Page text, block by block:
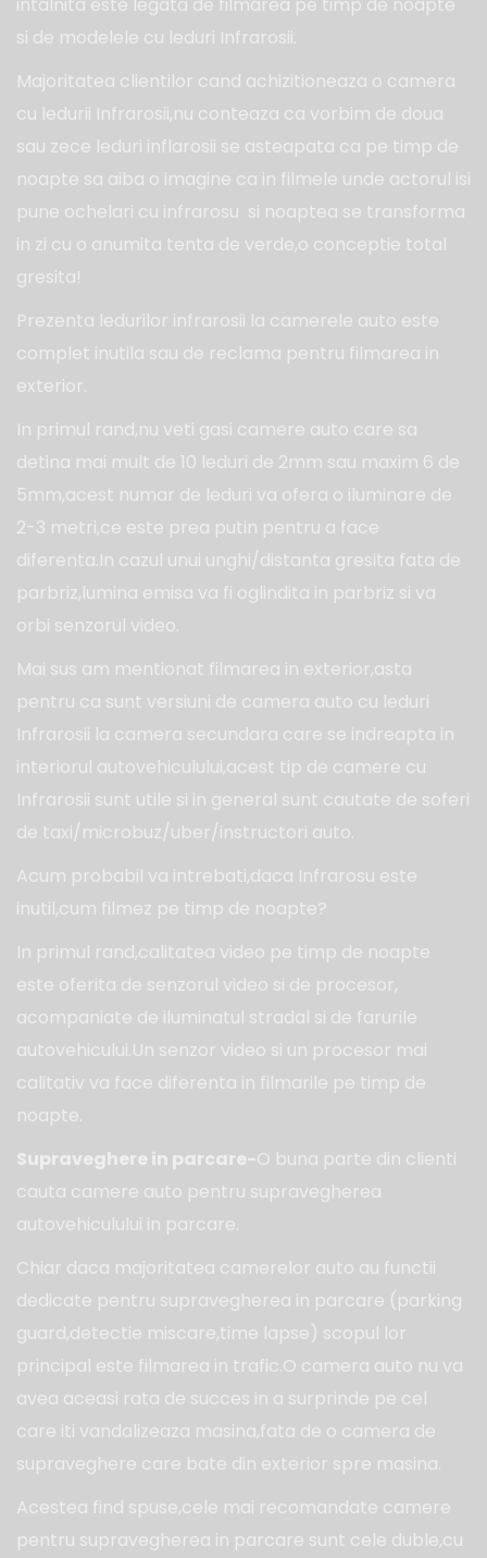
si de modelele cu leduri Infrarosii.
Majoritatea clientilor cand achizitioneaza o camera
cu ledurii Infrarosii,nu conteaza ca vorbim de doua
sau zece leduri inflarosii se asteapata ca pe timp de
noapte sa aiba o imagine ca in filmele unde actorul isi
pune ochelari cu infrarosu si noaptea se transforma
in zi cu o anumita tenta de verde,o conceptie total
gresita!
Prezenta ledurilor infrarosii la camerele auto este
complet inutila sau de reclama pentru filmarea in
exterior.
In primul rand,nu veti gasi camere auto care sa
detina mai mult de 10 leduri de 2mm sau maxim 6 de
5mm,acest numar de leduri va ofera o iluminare de
2-3 metri,ce este prea putin pentru a face
diferenta.In cazul unui unghi/distanta gresita fata de
parbriz,lumina emisa va fi oglindita in parbriz si va
orbi senzorul video.
Mai sus am mentionat filmarea in exterior,asta
pentru ca sunt versiuni de camera auto cu leduri
Infrarosii la camera secundara care se indreapta in
interiorul autovehiculului,acest tip de camere cu
Infrarosii sunt utile si in general sunt cautate de soferi
de taxi/microbuz/uber/instructori auto.
Acum probabil va intrebati,daca Infrarosu este
inutil,cum filmez pe timp de noapte?
In primul rand,calitatea video pe timp de noapte
este oferita de senzorul video si de procesor,
acompaniate de iluminatul stradal si de farurile
autovehicului.Un senzor video si un procesor mai
calitativ va face diferenta in filmarile pe timp de
noapte.
Supraveghere in parcare-O buna parte din clienti
cauta camere auto pentru supravegherea
autovehiculului in parcare.
Chiar daca majoritatea camerelor auto au functii
dedicate pentru supravegherea in parcare (parking
guard,detectie miscare,time lapse) scopul lor
principal este filmarea in trafic.O camera auto nu va
avea aceasi rata de succes in a surprinde pe cel
care iti vandalizeaza masina,fata de o camera de
supraveghere care bate din exterior spre masina.
Acestea find spuse,cele mai recomandate camere
pentru supravegherea in parcare sunt cele duble,cu